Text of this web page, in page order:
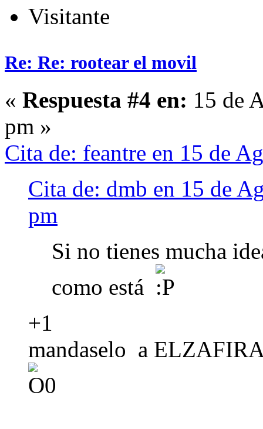
Visitante
Re: Re: rootear el movil
« Respuesta #4 en: 15 de
pm »
Cita de: feantre en 15 de
Cita de: dmb en 15 de
pm
Si no tienes mucha
como está
+1
mandaselo a